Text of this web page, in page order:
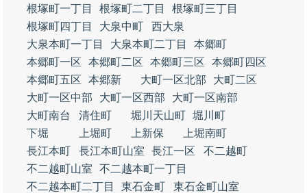
根塚町一丁目
根塚町二丁目
根塚町三丁目
根塚町四丁目
大泉中町
西大泉
大泉本町一丁目
大泉本町二丁目
本郷町
本郷町一区
本郷町二区 本郷町三区
本郷町四区
本郷町五区
本郷新 大町一区北部
大町二区
大町一区中部
大町一区西部
大町一区南部
大町南台
清住町 堀川天山町 堀川町
下堀
上堀町 上新保
上堀南町
長江本町
長江本町山室 長江一区
不二越町
不二越町山室
不二越本町一丁目
不二越本町二丁目
東石金町
東石金町山室